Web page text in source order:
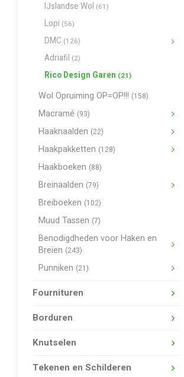
IJslandse Wol (61)
Lopi (56)
DMC (126)
Adriafil (2)
Rico Design Garen (21)
Wol Opruiming OP=OP!!! (158)
Macramé (93)
Haaknaalden (22)
Haakpakketten (128)
Haakboeken (88)
Breinaalden (79)
Breiboeken (102)
Muud Tassen (7)
Benodigdheden voor Haken en
Breien (243)
Punniken (21)
Fournituren
Borduren
Knutselen
Tekenen en Schilderen